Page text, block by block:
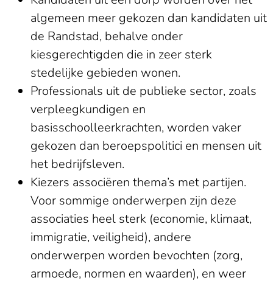
algemeen meer gekozen dan kandidaten uit
de Randstad, behalve onder
kiesgerechtigden die in zeer sterk
stedelijke gebieden wonen.
Professionals uit de publieke sector, zoals
verpleegkundigen en
basisschoolleerkrachten, worden vaker
gekozen dan beroepspolitici en mensen uit
het bedrijfsleven.
Kiezers associëren thema’s met partijen.
Voor sommige onderwerpen zijn deze
associaties heel sterk (economie, klimaat,
immigratie, veiligheid), andere
onderwerpen worden bevochten (zorg,
armoede, normen en waarden), en weer